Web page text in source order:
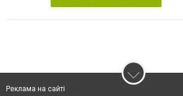
Реклама на сайті